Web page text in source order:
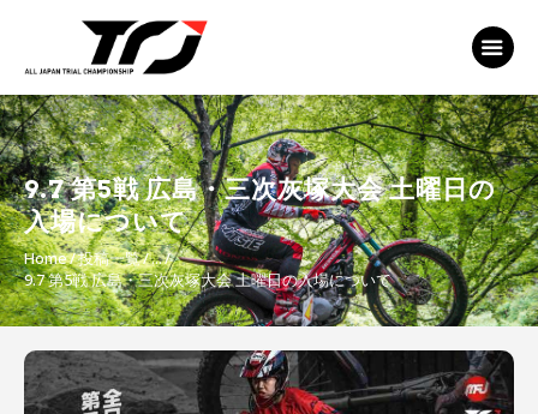
9.7 第5戦 広島・三次灰塚大会 土曜日の
入場について
Home 投稿一覧 ...
9.7 第5戦 広島・三次灰塚大会 土曜日の入場について
MFJ 全日本トライアル選手権
EVENT
TRJ ランキング
MSP Motosports
Promotion TOP
投